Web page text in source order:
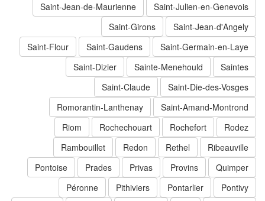
Saint-Julien-en-Genevois
Saint-Jean-de-Maurienne
Saint-Jean-d'Angely
Saint-Girons
Saint-Germain-en-Laye
Saint-Gaudens
Saint-Flour
Saintes
Sainte-Menehould
Saint-Dizier
Saint-Die-des-Vosges
Saint-Claude
Saint-Amand-Montrond
Romorantin-Lanthenay
Rodez
Rochefort
Rochechouart
Riom
Ribeauville
Rethel
Redon
Rambouillet
Quimper
Provins
Privas
Prades
Pontoise
Pontivy
Pontarlier
Pithiviers
Péronne